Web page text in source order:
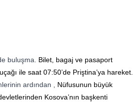
buluşma. Bilet, bagaj ve pasaport
ile saat 07:50’de Priştina’ya hareket.
ardından , Nüfusunun büyük
Kosova’nın başkenti